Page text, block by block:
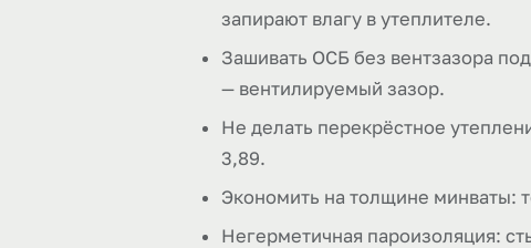
запирают влагу в утеплителе.
Зашивать ОСБ без вентзазора
— вентилируемый зазор.
Не делать перекрёстное
3,89.
Экономить на толщине минваты:
Негерметичная пароизоляция: